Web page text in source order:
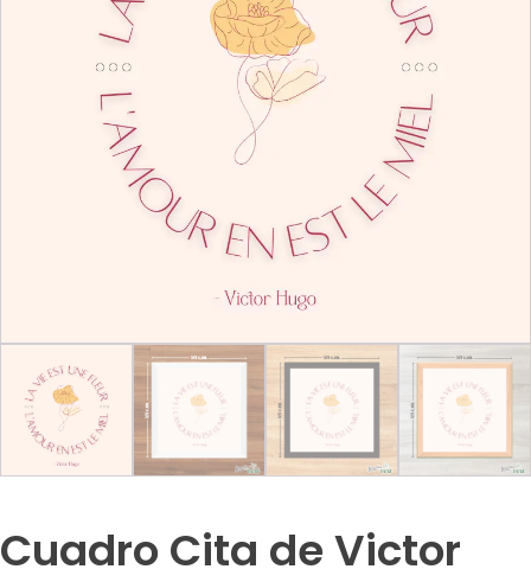
Cuadro Cita de Victor